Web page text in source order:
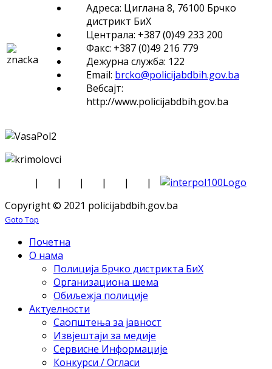
Адреса: Циглана 8, 76100 Брчко
дистрикт БиХ
Централа: +387 (0)49 233 200
Факс: +387 (0)49 216 779
Дежурна служба: 122
Email: brcko@policijabdbih.gov.ba
Вебсајт:
http://www.policijabdbih.gov.ba
| | | | |
|
Copyright © 2021 policijabdbih.gov.ba
Goto Top
Почетна
О нама
Полиција Брчко дистрикта БиХ
Организациона шема
Обиљежја полиције
Актуелности
Саопштења за јавност
Извјештаји за медије
Сервисне Информације
Конкурси / Огласи